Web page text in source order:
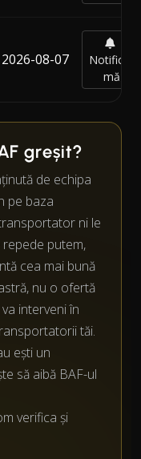
2026-08-07
Notifică-
mă
greșit?
de echipa
pe baza
ni le
putem,
cea mai bună
nu o ofertă
interveni în
tăi.
ești un
să aibă BAF-ul
verifica și